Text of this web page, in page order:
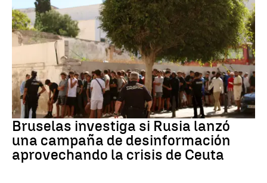
Desinformación rusa
Bruselas investiga si Rusia lanzó
una campaña de desinformación
aprovechando la crisis de Ceuta